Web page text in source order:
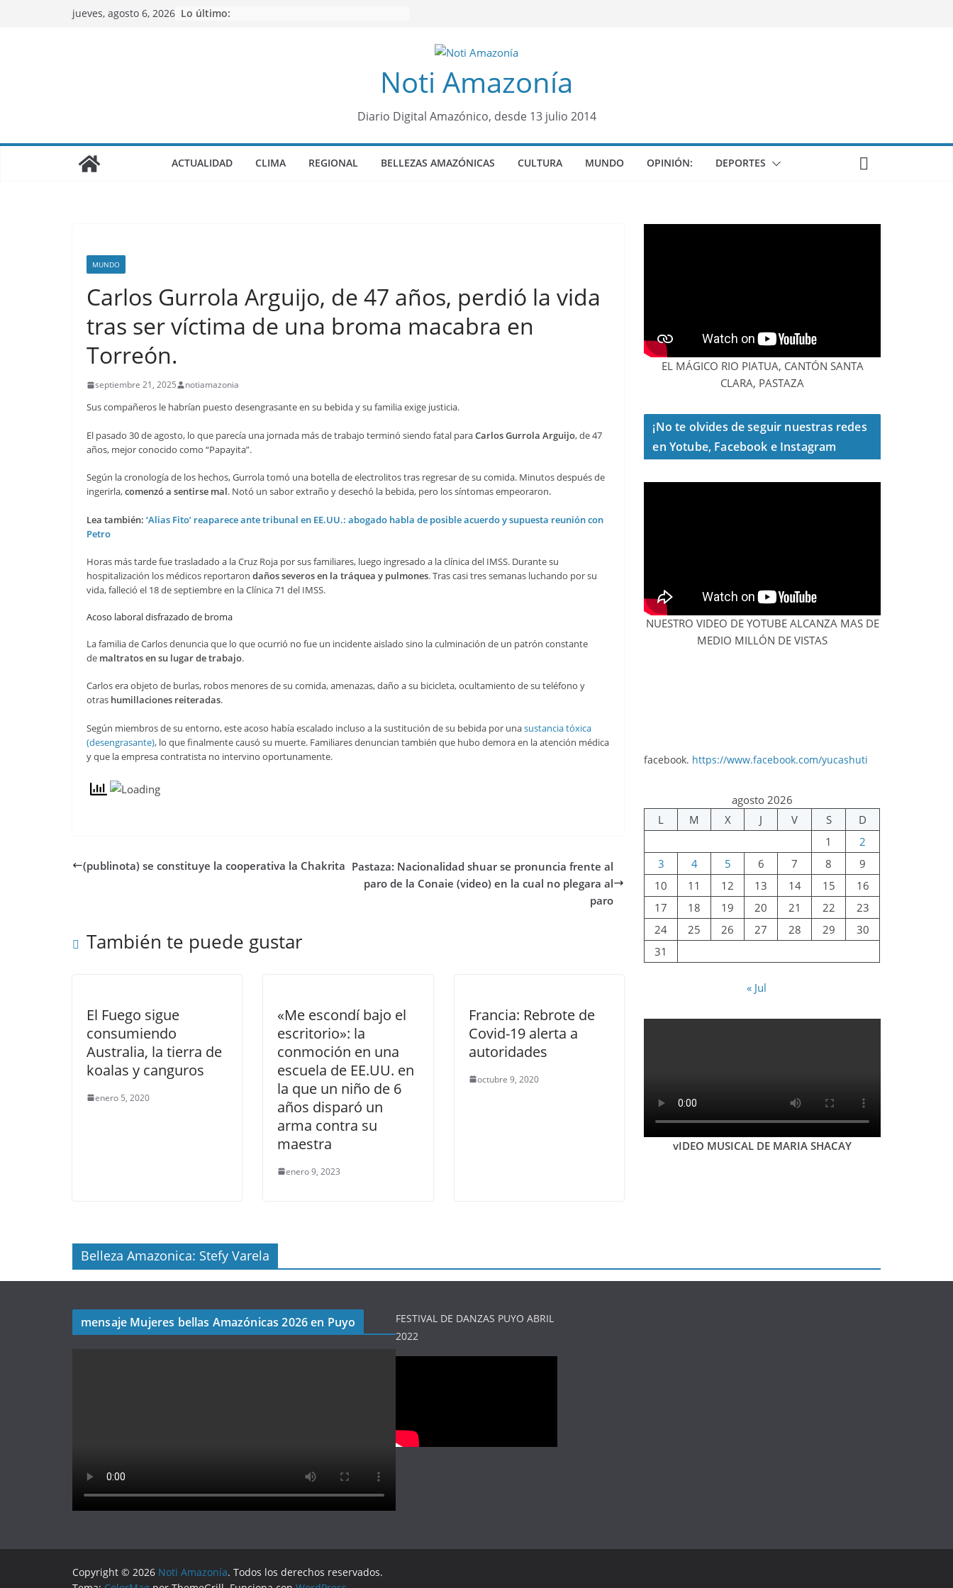
jueves, agosto 6, 2026 Lo último:
Noti Amazonía
Diario Digital Amazónico, desde 13 julio 2014
ACTUALIDAD CLIMA REGIONAL BELLEZAS AMAZÓNICAS CULTURA MUNDO OPINIÓN: DEPORTES
MUNDO
Carlos Gurrola Arguijo, de 47 años, perdió la vida
tras ser víctima de una broma macabra en
Torreón.
septiembre 21, 2025 notiamazonia
Sus compañeros le habrían puesto desengrasante en su bebida y su familia exige justicia.
El pasado 30 de agosto, lo que parecía una jornada más de trabajo terminó siendo fatal paraCarlos Gurrola Arguijo, de 47
años, mejor conocido como “Papayita”.
Según la cronología de los hechos, Gurrola tomó una botella de electrolitos tras regresar de su comida. Minutos después de
ingerirla,comenzó a sentirse mal. Notó un sabor extraño y desechó la bebida, pero los síntomas empeoraron.
Lea también: ‘Alias Fito’ reaparece ante tribunal en EE.UU.: abogado habla de posible acuerdo y supuesta reunión con
Petro
Horas más tarde fue trasladado a la Cruz Roja por sus familiares, luego ingresado a la clínica del IMSS. Durante su
hospitalización los médicos reportaron daños severos en la tráquea y pulmones. Tras casi tres semanas luchando por su
vida, falleció el 18 de septiembre en la Clínica 71 del IMSS.
Acoso laboral disfrazado de broma
La familia de Carlos denuncia que lo que ocurrió no fue un incidente aislado sino la culminación de un patrón constante
de maltratos en su lugar de trabajo.
Carlos era objeto de burlas, robos menores de su comida, amenazas, daño a su bicicleta, ocultamiento de su teléfono y
otras humillaciones reiteradas.
Según miembros de su entorno, este acoso había escalado incluso a la sustitución de su bebida por unasustancia tóxica
(desengrasante), lo que finalmente causó su muerte. Familiares denuncian también que hubo demora en la atención médica
y que la empresa contratista no intervino oportunamente.
(publinota) se constituye la cooperativa la Chakrita Pastaza: Nacionalidad shuar se pronuncia frente al
paro de la Conaie (video) en la cual no plegara al
paro
También te puede gustar
El Fuego sigue
consumiendo
Australia, la tierra de
koalas y canguros
enero 5, 2020
«Me escondí bajo el
escritorio»: la
conmoción en una
escuela de EE.UU. en
la que un niño de 6
años disparó un
arma contra su
maestra
enero 9, 2023
Francia: Rebrote de
Covid-19 alerta a
autoridades
octubre 9, 2020
EL MÁGICO RIO PIATUA, CANTÓN SANTA
CLARA, PASTAZA
¡No te olvides de seguir nuestras redes
en Yotube, Facebook e Instagram
NUESTRO VIDEO DE YOTUBE ALCANZA MAS DE
MEDIO MILLÓN DE VISTAS
facebook. https://www.facebook.com/yucashuti
agosto 2026
L
M X J V S
D
1
2
3
4 5 6 7 8
9
10
11 12 13 14 15
16
17
18 19 20 21 22
23
24
25 26 27 28 29
30
31
« Jul
vIDEO MUSICAL DE MARIA SHACAY
Belleza Amazonica: Stefy Varela
mensaje Mujeres bellas Amazónicas 2026 en Puyo
FESTIVAL DE DANZAS PUYO ABRIL
2022
Copyright © 2026 Noti Amazonía. Todos los derechos reservados.